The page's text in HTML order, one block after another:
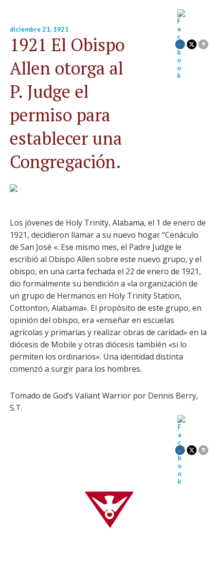
diciembre 21, 1921
1921 El Obispo
Allen otorga al
P. Judge el
permiso para
establecer una
Congregación.
Los jóvenes de Holy Trinity, Alabama, el 1 de enero de
1921, decidieron llamar a su nuevo hogar “Cenáculo
de San José «. Ese mismo mes, el Padre Judge le
escribió al Obispo Allen sobre este nuevo grupo, y el
obispo, en una carta fechada el 22 de enero de 1921,
dio formalmente su bendición a «la organización de
un grupo de Hermanos en Holy Trinity Station,
Cottonton, Alabama». El propósito de este grupo, en
opinión del obispo, era «enseñar en escuelas
agrícolas y primarias y realizar obras de caridad» en la
diócesis de Mobile y otras diócesis también «si lo
permiten los ordinarios». Una identidad distinta
comenzó a surgir para los hombres.
Tomado de God’s Valiant Warrior por Dennis Berry,
S.T.